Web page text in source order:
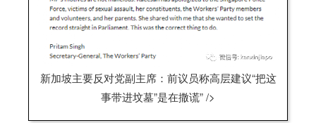
新加坡主要反对党副主席：前议员称高层建议“把这
事带进坟墓”是在撒谎” />